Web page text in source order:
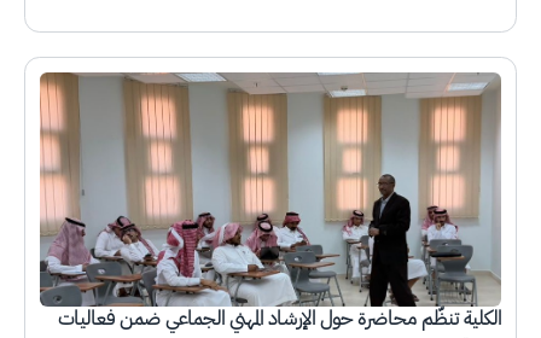
الصورة
الكلية تنظّم محاضرة حول الإرشاد المهني الجماعي ضمن فعاليات